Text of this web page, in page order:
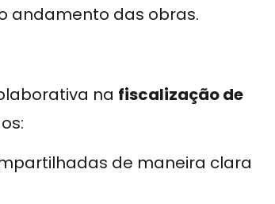
andamento das obras.
na fiscalização de
de maneira clara